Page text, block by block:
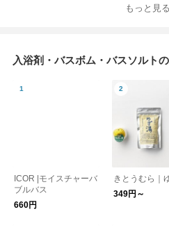
もっと見る
入浴剤・バスボム・バスソルト
ICOR |モイスチャーバ
ブルバス
660円
きとうむら｜
349円～